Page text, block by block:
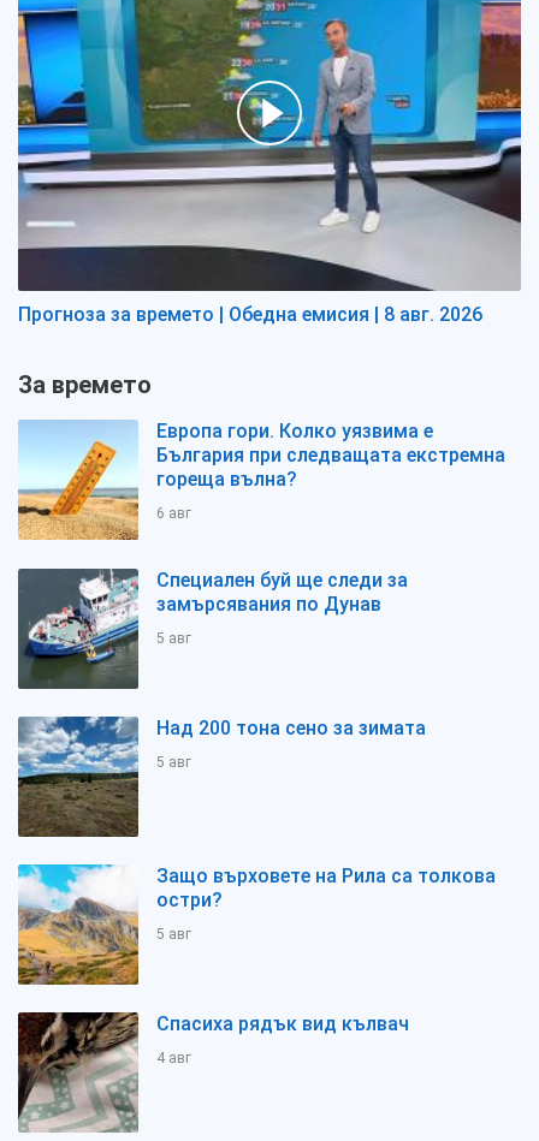
Прогноза за времето | Обедна емисия | 8 авг. 2026
За времето
Европа гори. Колко уязвима е
България при следващата екстремна
гореща вълна?
6 авг
Специален буй ще следи за
замърсявания по Дунав
5 авг
Над 200 тона сено за зимата
5 авг
Защо върховете на Рила са толкова
остри?
5 авг
Спасиха рядък вид кълвач
4 авг